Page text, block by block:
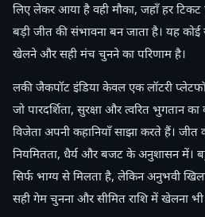
लिए लेकर आया है वही मौका, जहाँ हर टिकट
बड़ी जीत की संभावना बन जाता है। यह
खेलने और सही मंच चुनने का परिणाम है।
लकी जैकपॉट इंडिया केवल एक लॉटरी
जो पारदर्शिता, सुरक्षा और त्वरित भुगतान
विजेता अपनी कहानियाँ साझा करते हैं।
नियमितता, धैर्य और बजट के अनुशासन में।
सिर्फ भाग्य से मिलता है, लेकिन अनुभवी
सही गेम चुनना और सीमित राशि में खेलना भी